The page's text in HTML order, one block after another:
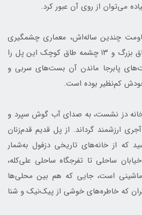
می‌توان از روی آن عبور کرد.
چندین ساله‌اش، معماری چشمگیری
دارد. ۱۷ پایه، ۱۴ چشمه طاق بزرگ و ۱۳ چشمه طاق کوچک این پل را
پابرجا ماندن آن بست‌های سربی و
کم‌نظیر بوده است.
دز نشست، به صدای آب گوش سپرد و
ارزشمند گرداند. از پل قدیم قدم‌زنان
که از خانه‌های تاریخی دزفول به‌شمار
ساحلی تا تفرجگاه ساحلی علی‌کله،
ماشینی است، جایی که هم بین محلی‌ها
که خاطره‌های خوشی از پیک‌نیک و شنا